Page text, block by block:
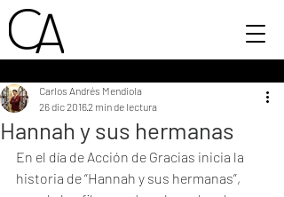
Hannah y sus hermanas
Carlos Andrés Mendiola
26 dic 20162 min de lectura
En el día de Acción de Gracias inicia la
historia de “Hannah y sus hermanas”,